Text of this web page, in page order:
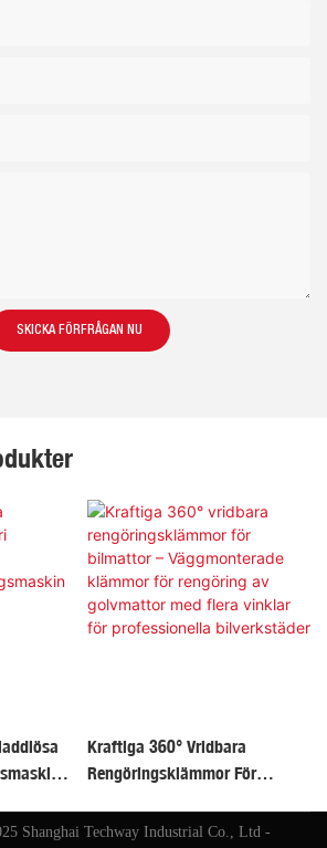
SKICKA FÖRFRÅGAN NU
Kraftiga 360° Vridbara
Rengöringsklämmor För
Klämmor För Rengöring Av
Shanghai Techway Industrial Co., Ltd -